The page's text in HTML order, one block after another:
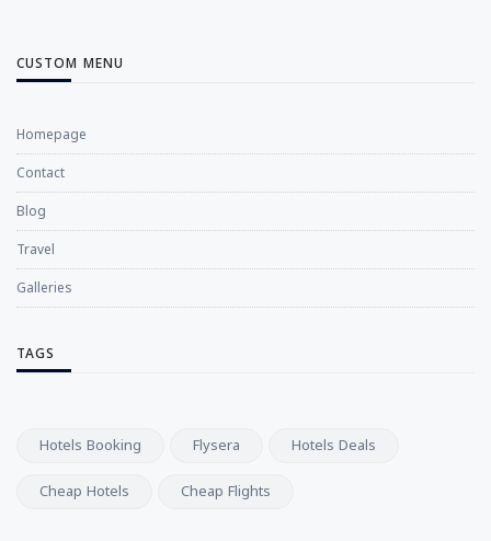
CUSTOM MENU
Homepage
Contact
Blog
Travel
Galleries
TAGS
Hotels Booking Flysera
Hotels Deals
Cheap Hotels
Cheap Flights